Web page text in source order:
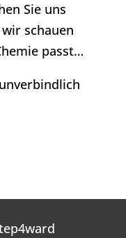
Sie uns
schauen
passt…